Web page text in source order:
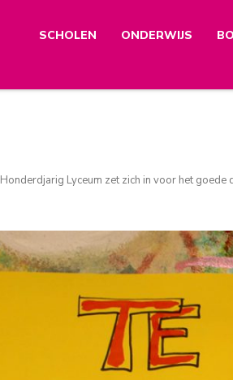
SCHOLEN ONDERWIJS
Honderdjarig Lyceum zet zich in voor het goede